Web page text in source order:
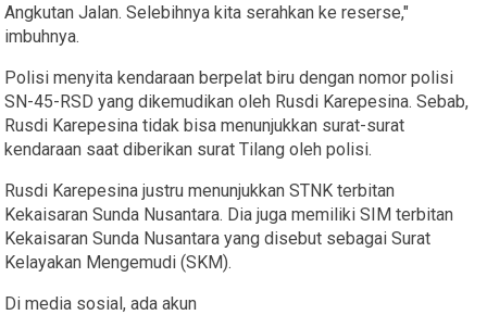
Angkutan Jalan. Selebihnya kita serahkan ke reserse,"
imbuhnya.
Polisi menyita kendaraan berpelat biru dengan nomor polisi
SN-45-RSD yang dikemudikan oleh Rusdi Karepesina. Sebab,
Rusdi Karepesina tidak bisa menunjukkan surat-surat
kendaraan saat diberikan surat Tilang oleh polisi.
Rusdi Karepesina justru menunjukkan STNK terbitan
Kekaisaran Sunda Nusantara. Dia juga memiliki SIM terbitan
Kekaisaran Sunda Nusantara yang disebut sebagai Surat
Kelayakan Mengemudi (SKM).
Di media sosial, ada akun